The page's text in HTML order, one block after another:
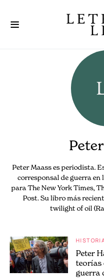
Peter Maass es periodista.
corresponsal de guerra en
para The New York Times,
Post. Su libro más
twilight of oil
Peter
teorías
guerra